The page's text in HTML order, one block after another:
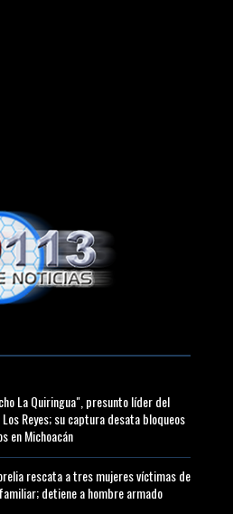
La Quiringua", presunto líder del
Reyes; su captura desata bloqueos
en Michoacán
rescata a tres mujeres víctimas de
detiene a hombre armado